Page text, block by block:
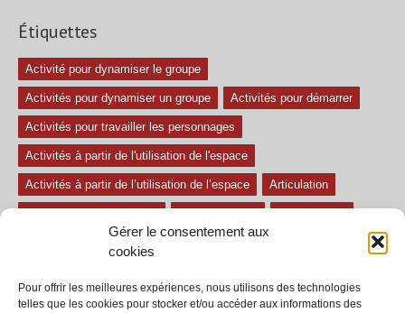
Gérer le consentement aux
cookies
Pour offrir les meilleures expériences, nous utilisons des technologies
telles que les cookies pour stocker et/ou accéder aux informations des
Étiquettes
Activité pour dynamiser le groupe
Activités pour dynamiser un groupe Activités pour démarrer
Activités pour travailler les personnages
Activités à partir de l'utilisation de l'espace
Activités à partir de l’utilisation de l’espace Articulation
Atelier mise en confiance Ateliers théâtre Avec paroles
Exercices difficiles
Le regard et la voix Pièce pour enfant Sans paroles